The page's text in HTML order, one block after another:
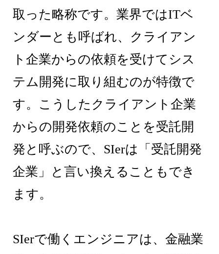
取った略称です。業界ではITベ
ンダーとも呼ばれ、クライアン
ト企業からの依頼を受けてシス
テム開発に取り組むのが特徴で
す。こうしたクライアント企業
からの開発依頼のことを受託開
発と呼ぶので、SIerは「受託開発
企業」と言い換えることもでき
ます。
SIerで働くエンジニアは、金融業